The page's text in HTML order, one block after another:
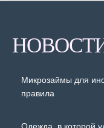
Микрозаймы для
правила